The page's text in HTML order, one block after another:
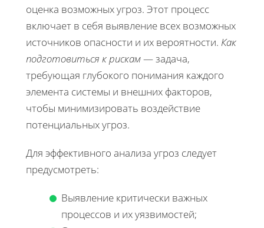
оценка возможных угроз. Этот процесс
включает в себя выявление всех возможных
источников опасности и их вероятности. Как
подготовиться к рискам— задача,
требующая глубокого понимания каждого
элемента системы и внешних факторов,
чтобы минимизировать воздействие
потенциальных угроз.
Для эффективного анализа угроз следует
предусмотреть:
Выявление критически важных
процессов и их уязвимостей;